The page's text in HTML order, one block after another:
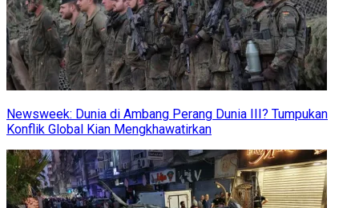
Newsweek: Dunia di Ambang Perang Dunia III? Tumpukan
Konflik Global Kian Mengkhawatirkan